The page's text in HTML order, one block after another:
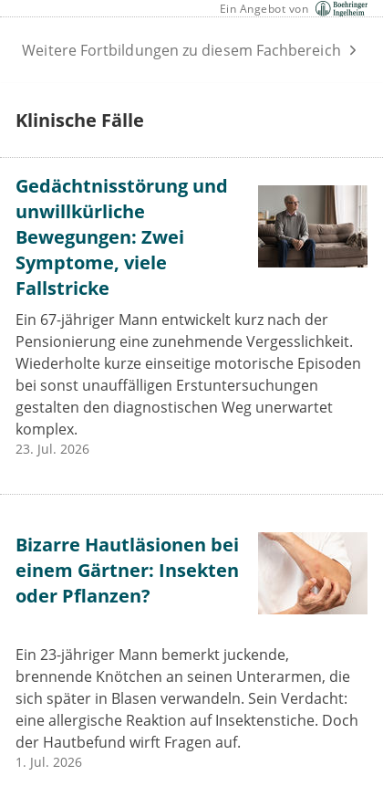
Ein Angebot von
Weitere Fortbildungen zu diesem Fachbereich
Klinische Fälle
Gedächtnisstörung und
unwillkürliche
Bewegungen: Zwei
Symptome, viele
Fallstricke
Ein 67-jähriger Mann entwickelt kurz nach der
Pensionierung eine zunehmende Vergesslichkeit.
Wiederholte kurze einseitige motorische Episoden
bei sonst unauffälligen Erstuntersuchungen
gestalten den diagnostischen Weg unerwartet
komplex.
23. Jul. 2026
Bizarre Hautläsionen bei
einem Gärtner: Insekten
oder Pflanzen?
Ein 23-jähriger Mann bemerkt juckende,
brennende Knötchen an seinen Unterarmen, die
sich später in Blasen verwandeln. Sein Verdacht:
eine allergische Reaktion auf Insektenstiche. Doch
der Hautbefund wirft Fragen auf.
1. Jul. 2026